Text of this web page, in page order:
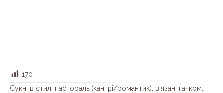
170
Сукні в стилі пастораль (кантрі/романтик), в’язані гачком.